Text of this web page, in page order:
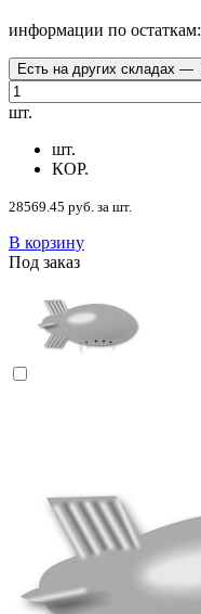
информации по остаткам:
Есть на других складах —
шт.
шт.
КОР.
28569.45 руб. за шт.
В корзину
Под заказ